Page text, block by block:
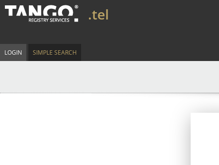
.tel
LOGIN SIMPLE SEARCH